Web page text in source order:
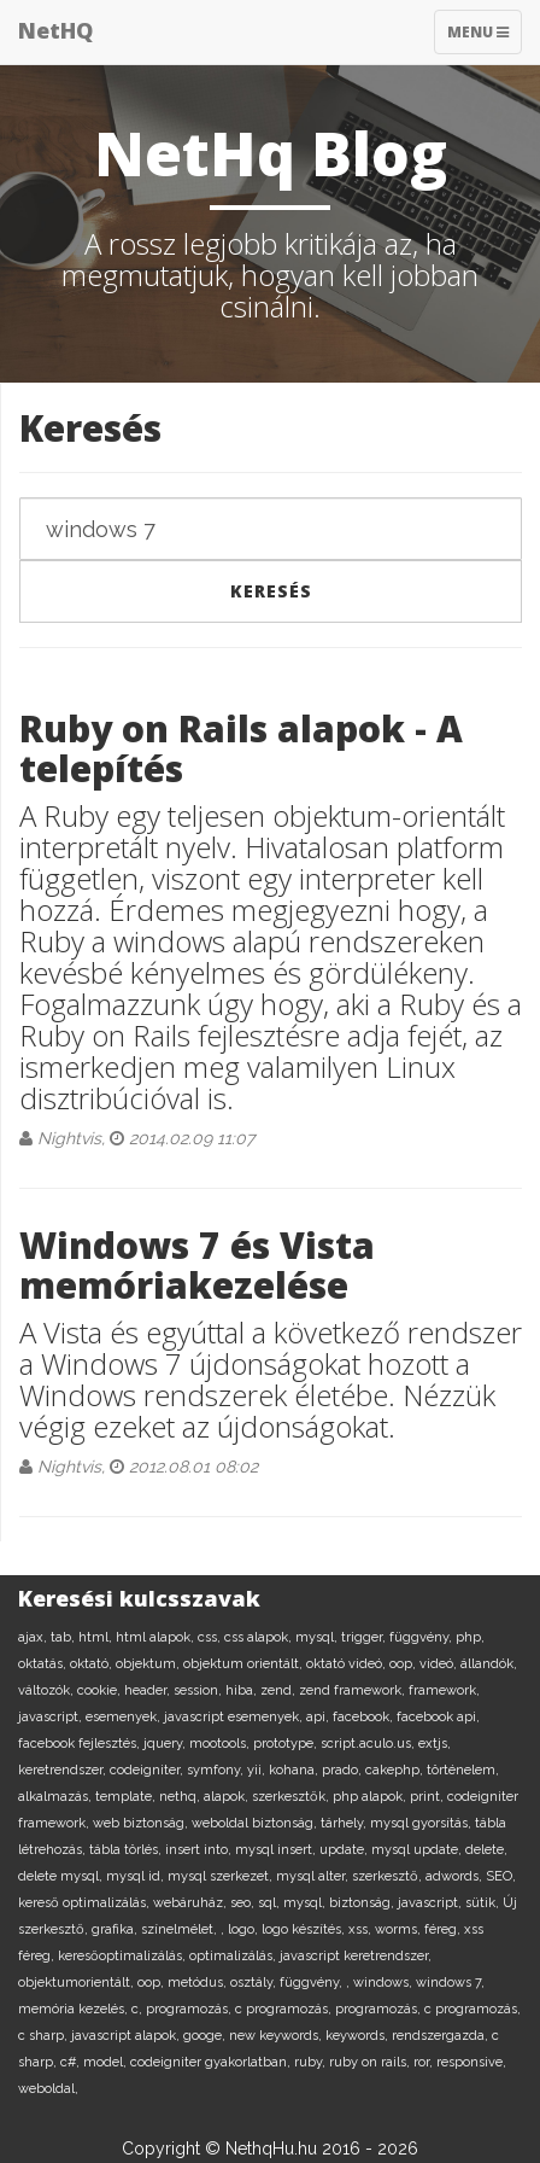
TOGGLE
MENU
NetHQ
NetHq Blog
A rossz legjobb kritikája az, ha
megmutatjuk, hogyan kell jobban
csinálni.
Keresés
Ruby on Rails alapok - A
telepítés
A Ruby egy teljesen objektum-orientált
interpretált nyelv. Hivatalosan platform
független, viszont egy interpreter kell
hozzá. Érdemes megjegyezni hogy, a
Ruby a windows alapú rendszereken
kevésbé kényelmes és gördülékeny.
Fogalmazzunk úgy hogy, aki a Ruby és a
Ruby on Rails fejlesztésre adja fejét, az
ismerkedjen meg valamilyen Linux
disztribúcióval is.
Nightvis, 2014.02.09 11:07
Windows 7 és Vista
memóriakezelése
A Vista és egyúttal a következő rendszer
a Windows 7 újdonságokat hozott a
Windows rendszerek életébe. Nézzük
végig ezeket az újdonságokat.
Nightvis, 2012.08.01 08:02
Keresési kulcsszavak
ajax, tab, html, html alapok, css, css alapok, mysql, trigger, függvény, php,
oktatás, oktató, objektum, objektum orientált, oktató videó, oop, videó, állandók,
változók, cookie, header, session, hiba, zend, zend framework, framework,
javascript, esemenyek, javascript esemenyek, api, facebook, facebook api,
facebook fejlesztés, jquery, mootools, prototype, script.aculo.us, extjs,
keretrendszer, codeigniter, symfony, yii, kohana, prado, cakephp, történelem,
alkalmazás, template, nethq, alapok, szerkesztők, php alapok, print, codeigniter
framework, web biztonság, weboldal biztonság, tárhely, mysql gyorsítás, tábla
létrehozás, tábla törlés, insert into, mysql insert, update, mysql update, delete,
delete mysql, mysql id, mysql szerkezet, mysql alter, szerkesztő, adwords, SEO,
kereső optimalizálás, webáruház, seo, sql, mysql, biztonság, javascript, sütik, Új
szerkesztő, grafika, színelmélet, , logo, logo készítés, xss, worms, féreg, xss
féreg, keresőoptimalizálás, optimalizálás, javascript keretrendszer,
objektumorientált, oop, metódus, osztály, függvény, , windows, windows 7,
memória kezelés, c, programozás, c programozás, programozás, c programozás,
c sharp, javascript alapok, googe, new keywords, keywords, rendszergazda, c
sharp, c#, model, codeigniter gyakorlatban, ruby, ruby on rails, ror, responsive,
weboldal,
Copyright © NethqHu.hu 2016 - 2026